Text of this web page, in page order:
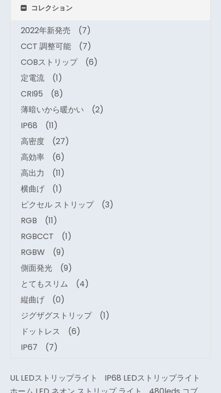
コレクション
2022年新発売
(7)
CCT 調整可能
(7)
COBストリップ
(6)
定電流
(1)
CRI95
(8)
薄暗いから暖かい
(2)
IP68
(11)
高密度
(27)
高効率
(6)
高出力
(11)
横曲げ
(1)
ピクセル ストリップ
(3)
RGB
(11)
RGBCCT
(1)
RGBW
(9)
側面発光
(9)
とてもスリム
(4)
縦曲げ
(0)
ジグザグストリップ
(1)
ドットレス
(6)
IP67
(7)
UL LEDストリップライト
IP68 LEDストリップライト